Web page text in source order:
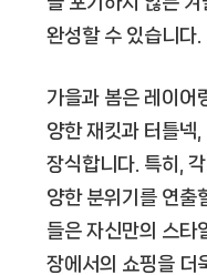
완성할 수 있습니다.
가을과 봄은 레이어
양한 재킷과 터틀넥,
장식합니다. 특히,
양한 분위기를 연출
들은 자신만의 스타
장에서의 쇼핑을 더